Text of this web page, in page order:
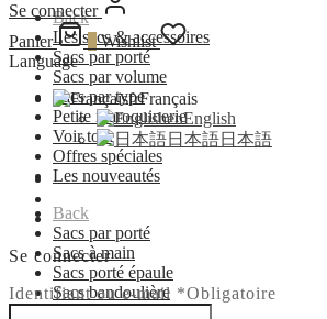
Back
Les sacs & accessoires
Sacs par porté
Sacs par volume
Sacs par type
Petite maroquinerie
Voir tout
Offres spéciales
Les nouveautés
Back
Sacs par porté
Sacs à main
Sacs porté épaule
Sacs bandoulière
Se connecter
Panier
Wishlist
Language
frFrançais
enEnglish
日本語日本語
Se connecter
Identifiant ou e-mail *Obligatoire